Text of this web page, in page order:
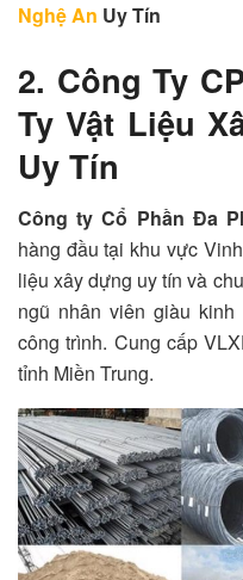
Nghệ An Uy Tín
2. Công Ty
Ty Vật Liệu
Uy Tín
Công ty Cổ Phần Đa
hàng đầu tại khu vực
liệu xây dựng uy tín và
ngũ nhân viên giàu
công trình. Cung cấp
tỉnh Miền Trung.